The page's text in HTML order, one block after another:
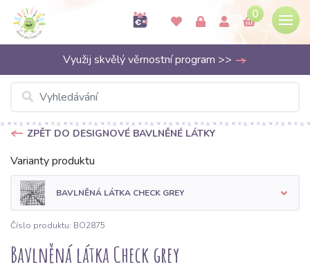
0
Využij skvělý věrnostní program >>
ZPĚT DO DESIGNOVÉ BAVLNĚNÉ LÁTKY
Varianty produktu
BAVLNĚNÁ LÁTKA CHECK GREY
Číslo produktu: BO2875
Bavlněná látka Check grey